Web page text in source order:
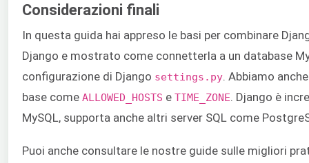
Considerazioni finali
In questa guida hai appreso le basi per combinare
Django e mostrato come connetterla a un database
configurazione di Django settings.py . Abbiamo
base come ALLOWED_HOSTS e TIME_ZONE . Django è
MySQL, supporta anche altri server SQL come
Puoi anche consultare le nostre guide sulle migliori